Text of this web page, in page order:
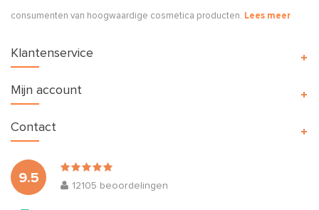
consumenten van hoogwaardige cosmetica producten. Lees meer
Klantenservice
Mijn account
9.5
12105 beoordelingen
Contact